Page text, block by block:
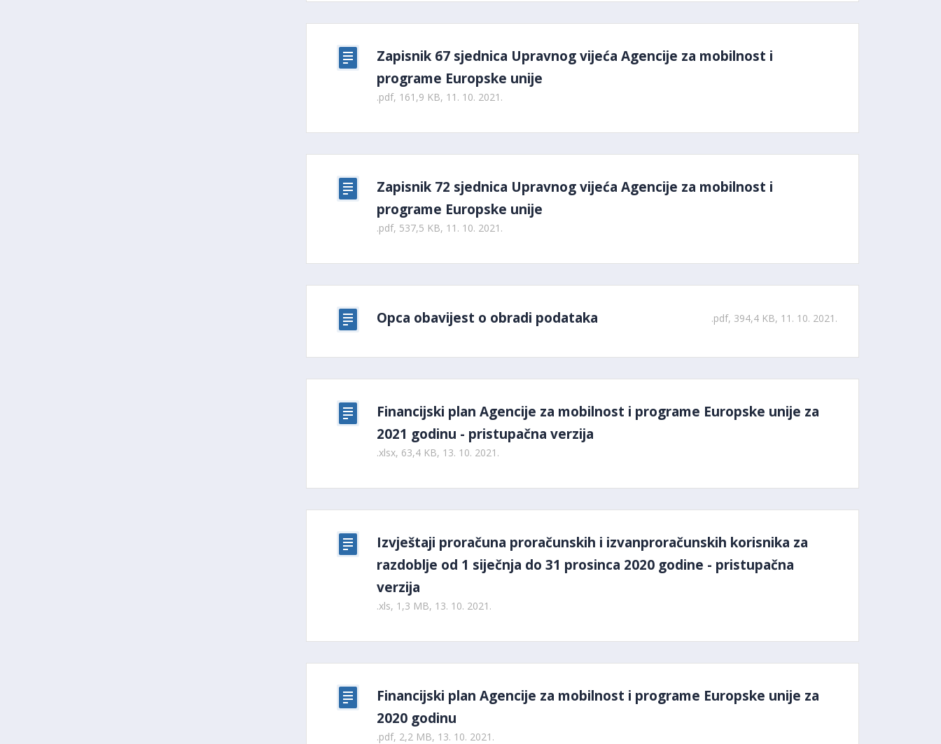
Zapisnik 67 sjednica Upravnog vijeća Agencije za mobilnost i
programe Europske unije
.pdf, 161,9 KB, 11. 10. 2021.
Zapisnik 72 sjednica Upravnog vijeća Agencije za mobilnost i
programe Europske unije
.pdf, 537,5 KB, 11. 10. 2021.
Opca obavijest o obradi podataka .pdf, 394,4 KB, 11. 10. 2021.
Financijski plan Agencije za mobilnost i programe Europske unije za
2021 godinu - pristupačna verzija
.xlsx, 63,4 KB, 13. 10. 2021.
Izvještaji proračuna proračunskih i izvanproračunskih korisnika za
razdoblje od 1 siječnja do 31 prosinca 2020 godine - pristupačna
verzija
.xls, 1,3 MB, 13. 10. 2021.
Financijski plan Agencije za mobilnost i programe Europske unije za
2020 godinu
.pdf, 2,2 MB, 13. 10. 2021.